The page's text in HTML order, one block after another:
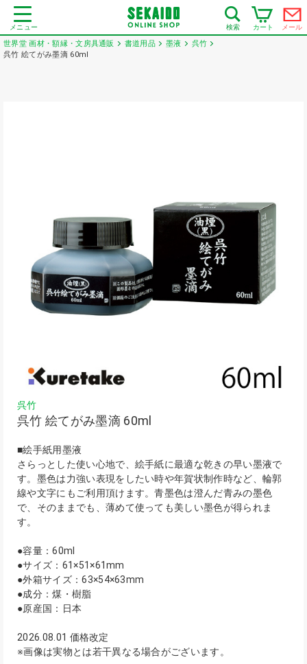
メニュー 検索 カート メール
世界堂 画材・額縁・文房具通販 書道用品 墨液
呉竹
呉竹 絵てがみ墨滴 60ml
呉竹
呉竹 絵てがみ墨滴 60ml
■絵手紙用墨液
さらっとした使い心地で、絵手紙に最適な乾きの早い墨液で
す。墨色は力強い表現をしたい時や年賀状制作時など、輪郭
線や文字にもご利用頂けます。青墨色は澄んだ青みの墨色
で、そのままでも、薄めて使っても美しい墨色が得られま
す。
●容量：60ml
●サイズ：61×51×61mm
●外箱サイズ：63×54×63mm
●成分：煤・樹脂
●原産国：日本
2026.08.01 価格改定
※画像は実物とは若干異なる場合がございます。